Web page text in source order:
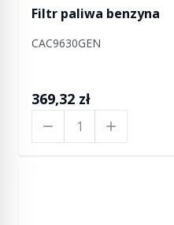
Filtr paliwa benzyna
CAC9630GEN
369,32 zł